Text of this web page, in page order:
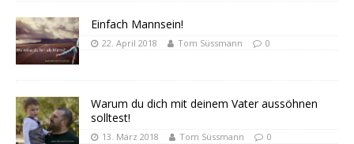
Einfach Mannsein!
22. April 2018 Tom Süssmann 0
Warum du dich mit deinem Vater aussöhnen
solltest!
13. März 2018 Tom Süssmann 0